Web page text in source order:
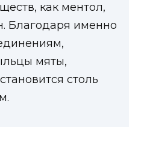
как ментол,
Благодаря именно
мяты,
столь